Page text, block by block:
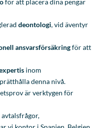
vi kontor i Spanien, Belgien